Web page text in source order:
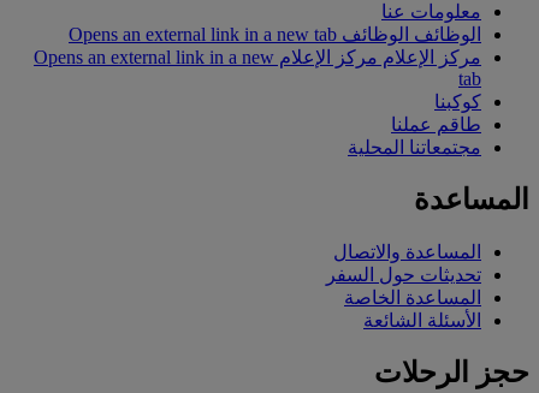
معلومات عنا
الوظائف الوظائف Opens an external link in a new tab
مركز الإعلام
مركز الإعلام Opens an external link in a new
tab
كوكبنا
طاقم عملنا
مجتمعاتنا المحلية
المساعدة
المساعدة والاتصال
تحديثات حول السفر
المساعدة الخاصة
الأسئلة الشائعة
حجز الرحلات